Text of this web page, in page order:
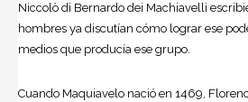
Niccolò di Bernardo dei Machiavelli
hombres ya discutían cómo lograr ese
medios que producía ese grupo.
Cuando Maquiavelo nació en 1469,